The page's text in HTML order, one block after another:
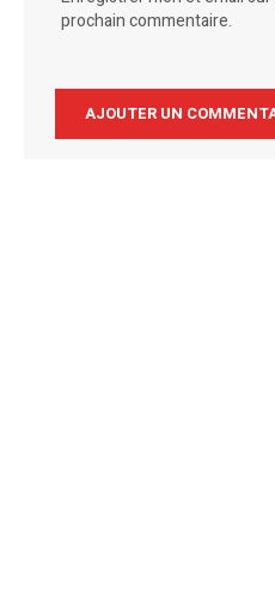
prochain commentaire.